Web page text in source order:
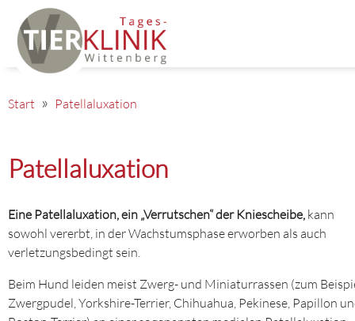
Start Patellaluxation
Patellaluxation
Eine Patellaluxation, ein „Verrutschen“ der Kniescheibe, kann
sowohl vererbt, in der Wachstumsphase erworben als auch
verletzungsbedingt sein.
Beim Hund leiden meist Zwerg- und Miniaturrassen (zum
Zwergpudel, Yorkshire-Terrier, Chihuahua, Pekinese, Papillon